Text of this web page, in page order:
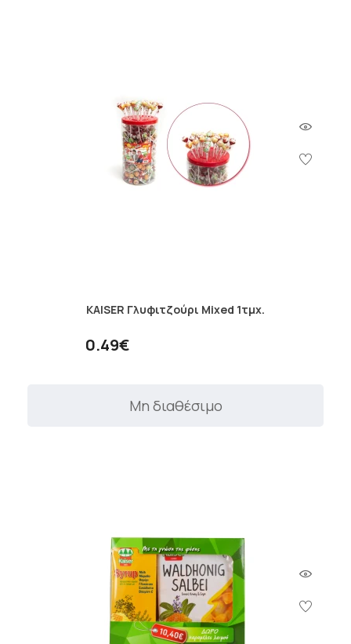
KAISER Γλυφιτζούρι Mixed 1τμχ.
0.49€
Μη διαθέσιμο